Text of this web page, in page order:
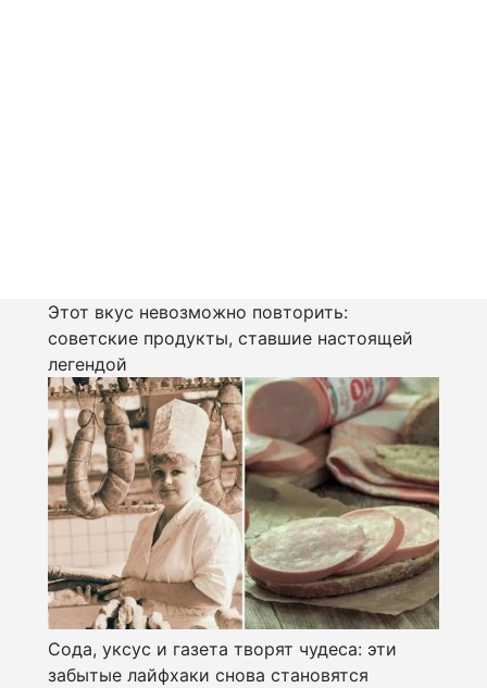
Этот вкус невозможно повторить:
советские продукты, ставшие настоящей
легендой
Сода, уксус и газета творят чудеса: эти
забытые лайфхаки снова становятся